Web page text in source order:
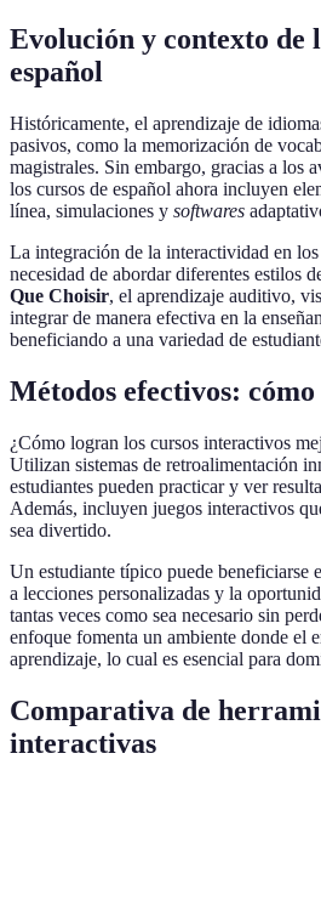
Evolución y contexto de
español
Históricamente, el aprendizaje de
pasivos, como la memorización de
magistrales. Sin embargo, gracias a los
los cursos de español ahora incluyen
línea, simulaciones y softwares
La integración de la interactividad en
necesidad de abordar diferentes estilos
Que Choisir, el aprendizaje auditivo,
integrar de manera efectiva en la
beneficiando a una variedad de
Métodos efectivos:
¿Cómo logran los cursos interactivos
Utilizan sistemas de retroalimentación
estudiantes pueden practicar y ver
Además, incluyen juegos interactivos
sea divertido.
Un estudiante típico puede beneficiarse
a lecciones personalizadas y la
tantas veces como sea necesario sin
enfoque fomenta un ambiente donde el
aprendizaje, lo cual es esencial para
Comparativa de
interactivas